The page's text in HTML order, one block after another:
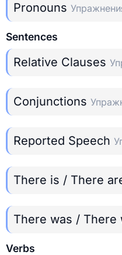
Pronouns
Sentences
Relative Clauses
Conjunctions
Reported Speech
There is / There
There was / There
Verbs